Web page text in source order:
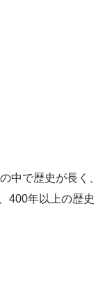
中で歴史が長く、
400年以上の歴史